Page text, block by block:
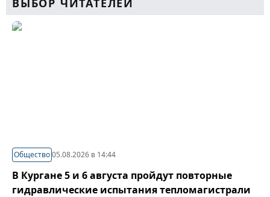
ВЫБОР ЧИТАТЕЛЕЙ
Общество05.08.2026 в 14:44
В Кургане 5 и 6 августа пройдут повторные
гидравлические испытания тепломагистрали